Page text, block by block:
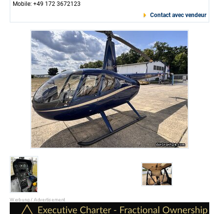
Mobile: +49 172 3672123
Contact avec vendeur